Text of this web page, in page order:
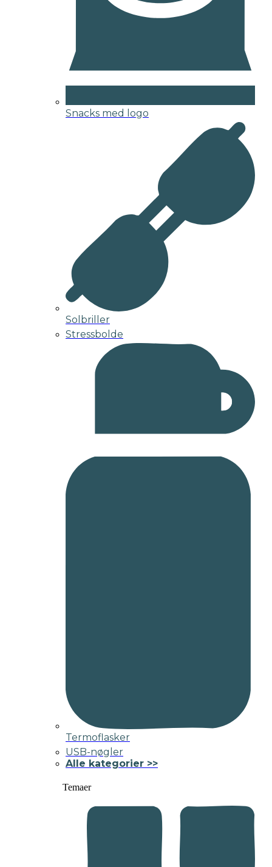
Snacks med logo
Solbriller
Stressbolde
Termoflasker
USB-nøgler
Alle kategorier >>
Temaer